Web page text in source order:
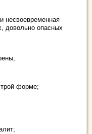
несвоевременная
довольно опасных
форме;